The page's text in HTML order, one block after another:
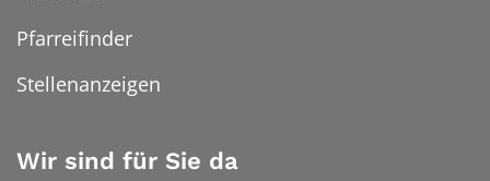
Pfarreifinder
Stellenanzeigen
Wir sind für Sie da